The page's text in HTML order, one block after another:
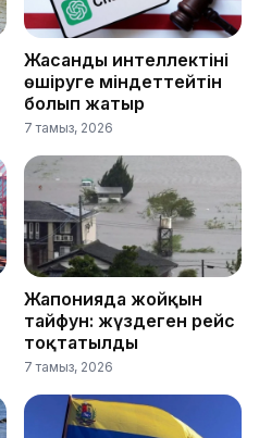
Жасанды интеллектіні
өшіруге міндеттейтін
болып жатыр
7 тамыз, 2026
Жапонияда жойқын
тайфун: жүздеген рейс
тоқтатылды
7 тамыз, 2026